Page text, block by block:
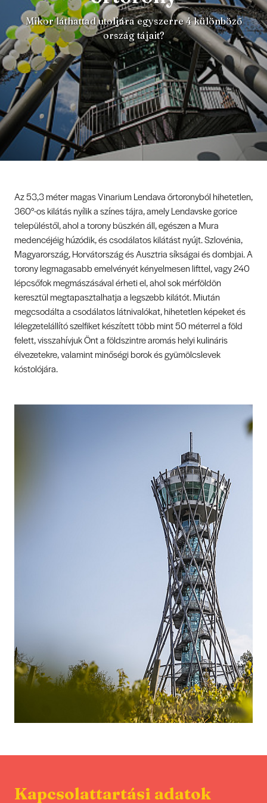
Mikor láthattad utoljára egyszerre 4 különböző
ország tájait?
Az 53,3 méter magas Vinarium Lendava őrtoronyból hihetetlen,
360°-os kilátás nyílik a színes tájra, amely Lendavske gorice
településtől, ahol a torony büszkén áll, egészen a Mura
medencéjéig húzódik, és csodálatos kilátást nyújt. Szlovénia,
Magyarország, Horvátország és Ausztria síkságai és dombjai. A
torony legmagasabb emelvényét kényelmesen lifttel, vagy 240
lépcsőfok megmászásával érheti el, ahol sok mérföldön
keresztül megtapasztalhatja a legszebb kilátót. Miután
megcsodálta a csodálatos látnivalókat, hihetetlen képeket és
lélegzetelállító szelfiket készített több mint 50 méterrel a föld
felett, visszahívjuk Önt a földszintre aromás helyi kulináris
élvezetekre, valamint minőségi borok és gyümölcslevek
kóstolójára.
Kapcsolattartási adatok